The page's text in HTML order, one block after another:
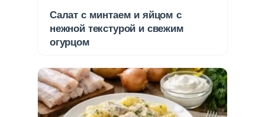
Салат с минтаем и яйцом с
нежной текстурой и свежим
огурцом